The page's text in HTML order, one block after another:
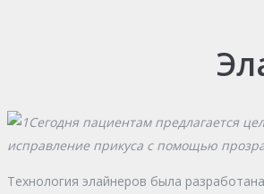
Сегодня пациентам предлагается
исправление прикуса с помощью
Технология элайнеров была